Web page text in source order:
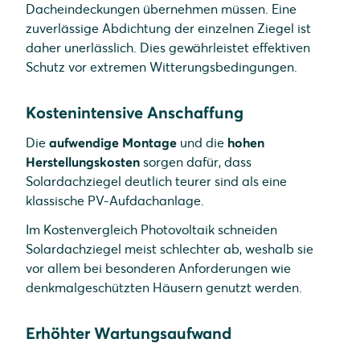
Dacheindeckungen übernehmen müssen. Eine
zuverlässige Abdichtung der einzelnen Ziegel ist
daher unerlässlich. Dies gewährleistet effektiven
Schutz vor extremen Witterungsbedingungen.
Kostenintensive Anschaffung
Die aufwendige Montage und die hohen
Herstellungskosten sorgen dafür, dass
Solardachziegel deutlich teurer sind als eine
klassische PV-Aufdachanlage.
Im Kostenvergleich Photovoltaik schneiden
Solardachziegel meist schlechter ab, weshalb sie
vor allem bei besonderen Anforderungen wie
denkmalgeschützten Häusern genutzt werden.
Erhöhter Wartungsaufwand